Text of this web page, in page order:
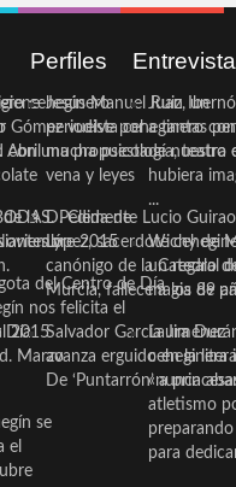
Abril
de la
y
Día
Marzo
se
el
ceheginero
Gómez vuelve por
con una propuesta
Pedida de
2015
del Centro de Día
nos felicita el
2015
Perfiles
Jesús Manuel Ruiz, un
periodista ceheginero con
mucha psicología, teatro
vena y leyes
D. Clemente Lucio Guirao
López, sacerdote
canónigo de la Catedral
Murcia, fallece a los 89
Salvador García Jiménez
avanza erguido en la
De ‘Puntarrón’ a
Juan
a tantas
de nuestra
hubiera
...
Wichy de
un regalo
magia de
Laura
ceheginera
«nunca
atletismo
para